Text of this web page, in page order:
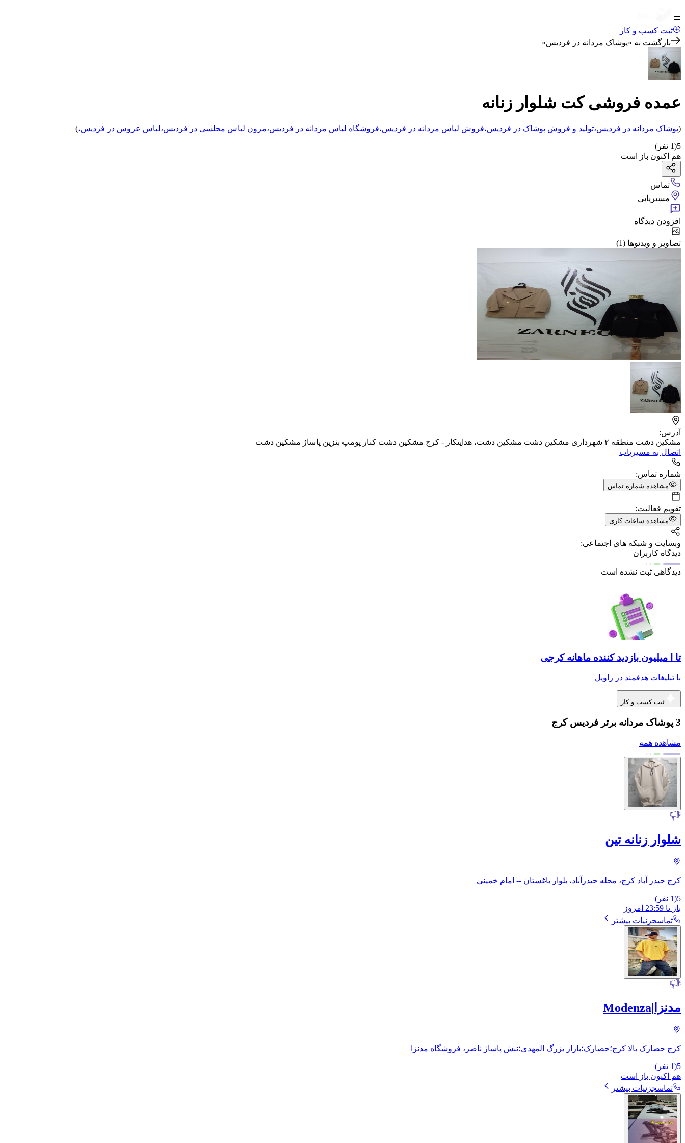
ثبت کسب و کار
بازگشت به «پوشاک مردانه در فردیس»
عمده فروشی کت شلوار زنانه
(پوشاک مردانه در فردیس،تولید و فروش پوشاک در فردیس،فروش لباس مردانه در فردیس،فروشگاه لباس مردانه در فردیس،مزون لباس مجلسی در فردیس،لباس عروس در فردیس،)
5
(
1 نفر)
هم اکنون باز است
تماس
مسیریابی
افزودن دیدگاه
تصاویر و ویدئوها (1)
آدرس:
مشکین دشت منطقه ۲ شهرداری مشکین دشت مشکین دشت، هدایتکار - کرج مشکین دشت کنار پومپ بنزین پاساژ مشکین دشت
اتصال به مسیریاب
شماره تماس:
مشاهده شماره تماس
تقویم فعالیت:
مشاهده ساعات کاری
وبسایت و شبکه های اجتماعی:
دیدگاه کاربران
دیدگاهی ثبت نشده است
تا ا میلیون بازدید کننده ماهانه کرجی
با تبلیغات هدفمند در راویل
ثبت کسب و کار
3 پوشاک مردانه برتر فردیس کرج
مشاهده همه
شلوار زنانه تین
کرج حیدر آباد کرج، محله حیدرآباد، بلوار باغستان -- امام خمینی
5
(
1 نفر)
باز تا 23:59 امروز
تماسجزئیات بیشتر
مدنزا|Modenza
کرج حصارک بالا کرج؛حصارک؛بازار بزرگ المهدی؛نبش پاساژ ناصر، فروشگاه مدنزا
5
(
1 نفر)
هم اکنون باز است
تماسجزئیات بیشتر